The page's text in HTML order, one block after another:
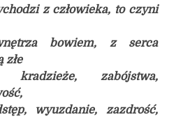
z człowieka, to czyni
bowiem, z serca
złe
zabójstwa,
wyuzdanie, zazdrość,